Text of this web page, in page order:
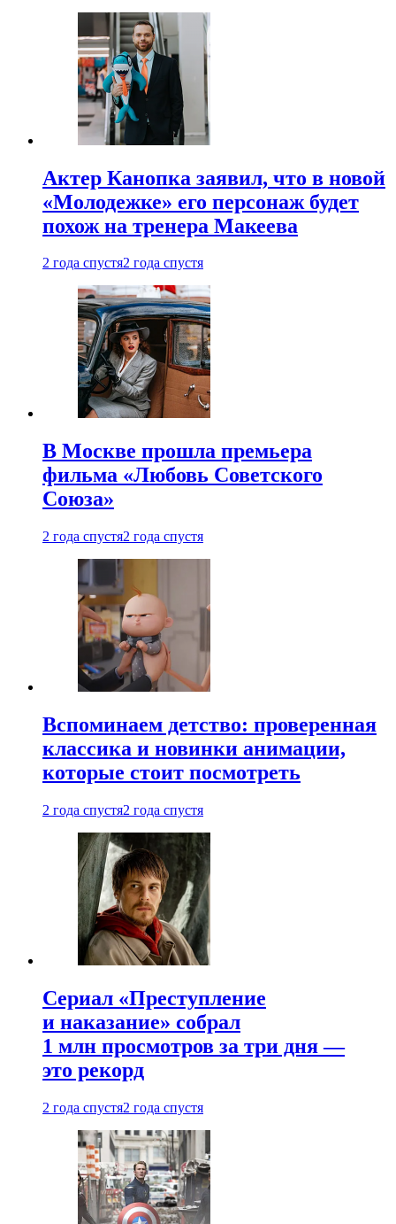
Актер Канопка заявил, что в новой
«Молодежке» его персонаж будет
похож на тренера Макеева
2 года спустя2 года спустя
В Москве прошла премьера
фильма «Любовь Советского
Союза»
2 года спустя2 года спустя
Вспоминаем детство: проверенная
классика и новинки анимации,
которые стоит посмотреть
2 года спустя2 года спустя
Сериал «Преступление
и наказание» собрал
1 млн просмотров за три дня —
это рекорд
2 года спустя2 года спустя